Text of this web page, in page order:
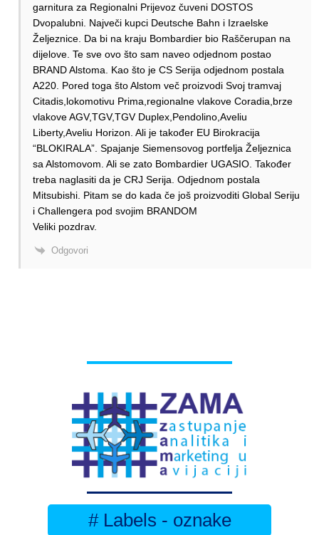
garnitura za Regionalni Prijevoz čuveni DOSTOS
Dvopalubni. Največi kupci Deutsche Bahn i Izraelske
Željeznice. Da bi na kraju Bombardier bio Raščerupan na
dijelove. Te sve ovo što sam naveo odjednom postao
BRAND Alstoma. Kao što je CS Serija odjednom postala
A220. Pored toga što Alstom več proizvodi Svoj tramvaj
Citadis,lokomotivu Prima,regionalne vlakove Coradia,brze
vlakove AGV,TGV,TGV Duplex,Pendolino,Aveliu
Liberty,Aveliu Horizon. Ali je također EU Birokracija
“BLOKIRALA”. Spajanje Siemensovog portfelja Željeznica
sa Alstomovom. Ali se zato Bombardier UGASIO. Također
treba naglasiti da je CRJ Serija. Odjednom postala
Mitsubishi. Pitam se do kada če još proizvoditi Global Seriju
i Challengera pod svojim BRANDOM
Veliki pozdrav.
Odgovori
# Labels - oznake